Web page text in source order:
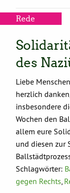
Rede
des
Liebe
herzlich
insbesondere
Wochen den
allem eure
und diesen zur
Schlagwörter:
gegen Rechts,